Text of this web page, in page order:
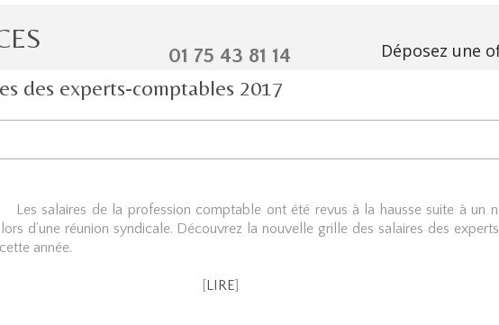
01 75 43 81 14 Déposez une
des experts-comptables 2017
Les salaires de la profession comptable ont été revus à la hausse suite à un
d’une réunion syndicale. Découvrez la nouvelle grille des salaires des
année.
[LIRE]